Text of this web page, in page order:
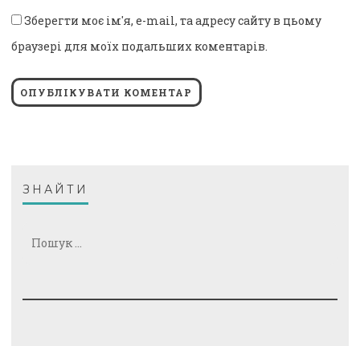
Зберегти моє ім'я, e-mail, та адресу сайту в цьому
браузері для моїх подальших коментарів.
ЗНАЙТИ